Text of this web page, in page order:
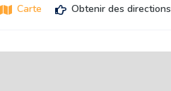
Carte Obtenir des directions